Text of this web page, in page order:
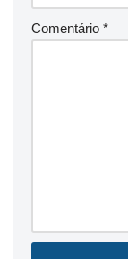
Comentário *